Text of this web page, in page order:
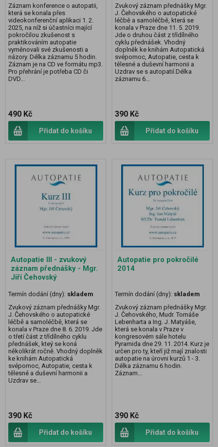
Záznam konference o autopatii,
která se konala přes
videokonferenční aplikaci 1. 2.
2025, na níž si účastníci mající
pokročilou zkušenost s
praktikováním autopatie
vyměnovali své zkušenosti a
názory. Délka záznamu 5 hodin.
Záznam je na CD ve formátu mp3.
Pro přehrání je potřeba CD či
DVD...
490 Kč
Přidat do košíku
Zvukový záznam přednášky Mgr.
J. Čehovského o autopatické
léčbě a samoléčbě, která se
konala v Praze dne 11. 5. 2019.
Jde o druhou část z třídílného
cyklu přednášek. Vhodný
doplněk ke knihám Autopatická
svépomoc, Autopatie, cesta k
tělesné a duševní harmonii a
Uzdrav se s autopatií.Délka
záznamu 6...
390 Kč
Přidat do košíku
Autopatie III - zvukový
záznam přednášky - Mgr.
Jiří Čehovský
Termín dodání (dny): skladem
Zvukový záznam přednášky Mgr.
J. Čehovského o autopatické
léčbě a samoléčbě, která se
konala v Praze dne 8. 6. 2019. Jde
o třetí část z třídílného cyklu
přednášek, kteý se koná
několikrát ročně. Vhodný doplněk
ke knihám Autopatická
svépomoc, Autopatie, cesta k
tělesné a duševní harmonii a
Uzdrav se...
390 Kč
Přidat do košíku
Autopatie pro pokročilé
2014
Termín dodání (dny): skladem
Zvukový záznam přednášky Mgr.
J. Čehovského, Mudr. Tomáše
Lebenharta a Ing. J. Matyáše,
která se konala v Praze v
kongresovém sále hotelu
Pyramida dne 29. 11. 2014. Kurz je
určen pro ty, kteří již mají znalosti
autopatie na úrovni kurzů 1 - 3.
Délka záznamu 6 hodin.
Záznam...
390 Kč
Přidat do košíku